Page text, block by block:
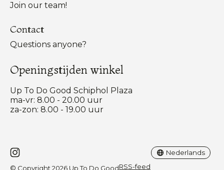
Join our team!
Contact
Questions anyone?
Openingstijden winkel
Up To Do Good Schiphol Plaza
ma-vr: 8.00 - 20.00 uur
za-zon: 8.00 - 19.00 uur
© Copyright 2026 Up To Do GoodRSS-feed
Nederlands